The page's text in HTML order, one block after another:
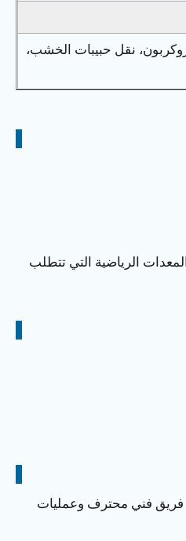
نقل حبيبات الخشب،
الرياضية التي تتطلب
فريق فني محترف وعمليات